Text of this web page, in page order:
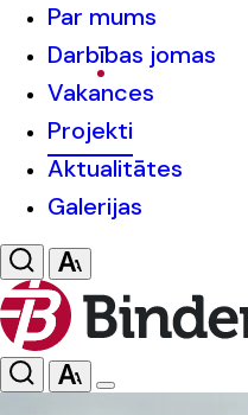
Par mums
Darbības jomas
Vakances
Projekti
Aktualitātes
Galerijas